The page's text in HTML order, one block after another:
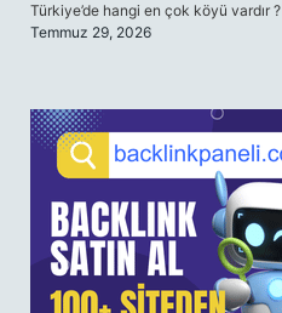
Türkiye’de hangi en çok köyü vardır ?
Temmuz 29, 2026